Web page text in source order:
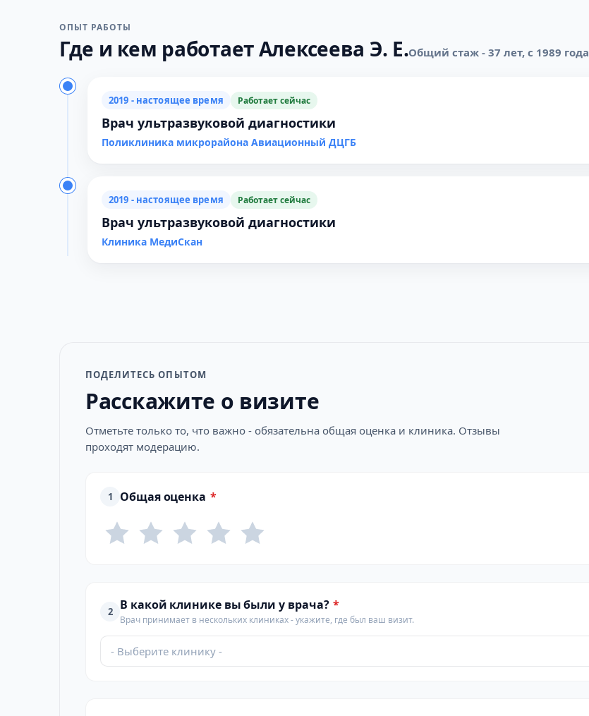
ОПЫТ РАБОТЫ
Где и кем работает Алексеева Э. Е.Общий стаж - 37 лет, с 1989 года
2019 - настоящее время Работает сейчас
Врач ультразвуковой диагностики
Поликлиника микрорайона Авиационный ДЦГБ
2019 - настоящее время Работает сейчас
Врач ультразвуковой диагностики
Клиника МедиСкан
ПОДЕЛИТЕСЬ ОПЫТОМ
Расскажите о визите
Отметьте только то, что важно - обязательна общая оценка и клиника. Отзывы
проходят модерацию.
1 Общая оценка *
2 В какой клинике вы были у врача? *
Врач принимает в нескольких клиниках - укажите, где был ваш визит.
- Выберите клинику -